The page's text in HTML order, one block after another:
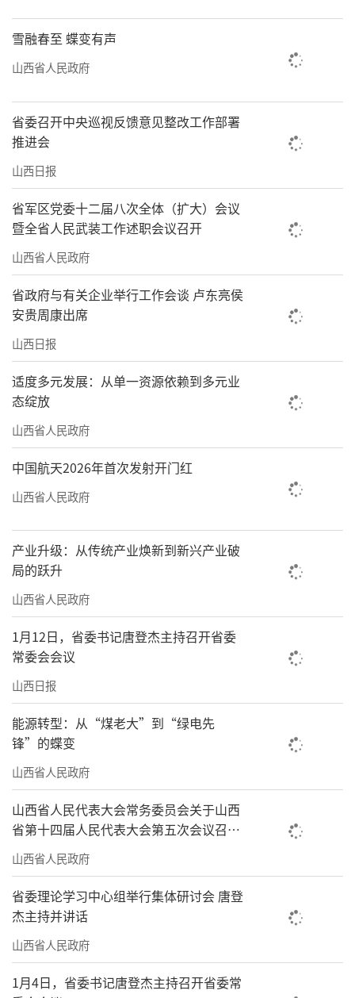
雪融春至 蝶变有声
山西省人民政府
省委召开中央巡视反馈意见整改工作部署
推进会
山西日报
省军区党委十二届八次全体（扩大）会议
暨全省人民武装工作述职会议召开
山西省人民政府
省政府与有关企业举行工作会谈 卢东亮侯
安贵周康出席
山西日报
适度多元发展：从单一资源依赖到多元业
态绽放
山西省人民政府
中国航天2026年首次发射开门红
山西省人民政府
产业升级：从传统产业焕新到新兴产业破
局的跃升
山西省人民政府
1月12日，省委书记唐登杰主持召开省委
常委会会议
山西日报
能源转型：从“煤老大”到“绿电先
锋”的蝶变
山西省人民政府
山西省人民代表大会常务委员会关于山西
省第十四届人民代表大会第五次会议召开
时间的决定
山西省人民政府
省委理论学习中心组举行集体研讨会 唐登
杰主持并讲话
山西省人民政府
1月4日，省委书记唐登杰主持召开省委常